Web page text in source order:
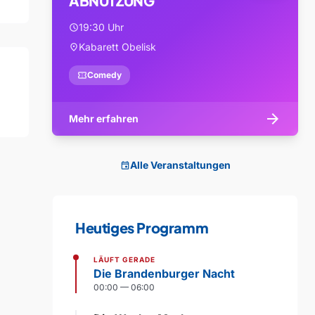
schedule19:30 Uhr
location_onKabarett Obelisk
confirmation_numberComedy
Mehr erfahren arrow_forward
eventAlle Veranstaltungen
Heutiges Programm
LÄUFT GERADE
Die Brandenburger Nacht
00:00 — 06:00